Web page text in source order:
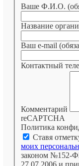
Ваше Ф.И.О.
Название
Ваш e-mail
Контактный
Комментарий
reCAPTCHA
Политика
Ставя
моих
законом №152-
27.07.2006 и